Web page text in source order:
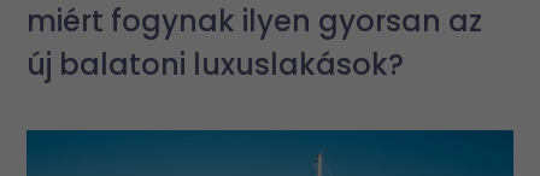
miért fogynak ilyen gyorsan az
új balatoni luxuslakások?